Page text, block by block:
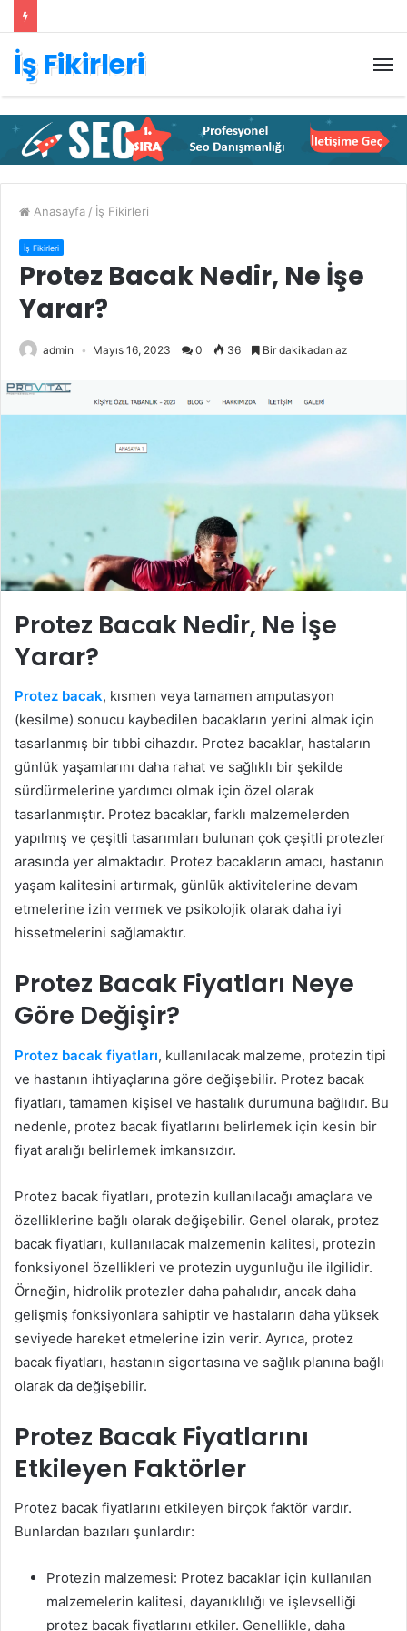
İş Fikirleri
Anasayfa / İş Fikirleri
İş Fikirleri
Protez Bacak Nedir, Ne İşe
Yarar?
admin Mayıs 16, 2023 0 36 Bir dakikadan az
Protez Bacak Nedir, Ne İşe
Yarar?
Protez bacak, kısmen veya tamamen amputasyon
(kesilme) sonucu kaybedilen bacakların yerini almak için
tasarlanmış bir tıbbi cihazdır. Protez bacaklar, hastaların
günlük yaşamlarını daha rahat ve sağlıklı bir şekilde
sürdürmelerine yardımcı olmak için özel olarak
tasarlanmıştır. Protez bacaklar, farklı malzemelerden
yapılmış ve çeşitli tasarımları bulunan çok çeşitli protezler
arasında yer almaktadır. Protez bacakların amacı, hastanın
yaşam kalitesini artırmak, günlük aktivitelerine devam
etmelerine izin vermek ve psikolojik olarak daha iyi
hissetmelerini sağlamaktır.
Protez Bacak Fiyatları Neye
Göre Değişir?
Protez bacak fiyatları, kullanılacak malzeme, protezin tipi
ve hastanın ihtiyaçlarına göre değişebilir. Protez bacak
fiyatları, tamamen kişisel ve hastalık durumuna bağlıdır. Bu
nedenle, protez bacak fiyatlarını belirlemek için kesin bir
fiyat aralığı belirlemek imkansızdır.
Protez bacak fiyatları, protezin kullanılacağı amaçlara ve
özelliklerine bağlı olarak değişebilir. Genel olarak, protez
bacak fiyatları, kullanılacak malzemenin kalitesi, protezin
fonksiyonel özellikleri ve protezin uygunluğu ile ilgilidir.
Örneğin, hidrolik protezler daha pahalıdır, ancak daha
gelişmiş fonksiyonlara sahiptir ve hastaların daha yüksek
seviyede hareket etmelerine izin verir. Ayrıca, protez
bacak fiyatları, hastanın sigortasına ve sağlık planına bağlı
olarak da değişebilir.
Protez Bacak Fiyatlarını
Etkileyen Faktörler
Protez bacak fiyatlarını etkileyen birçok faktör vardır.
Bunlardan bazıları şunlardır:
Protezin malzemesi: Protez bacaklar için kullanılan
malzemelerin kalitesi, dayanıklılığı ve işlevselliği
protez bacak fiyatlarını etkiler. Genellikle, daha